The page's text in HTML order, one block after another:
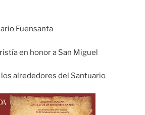
Fuensanta
en honor a San Miguel
alrededores del Santuario